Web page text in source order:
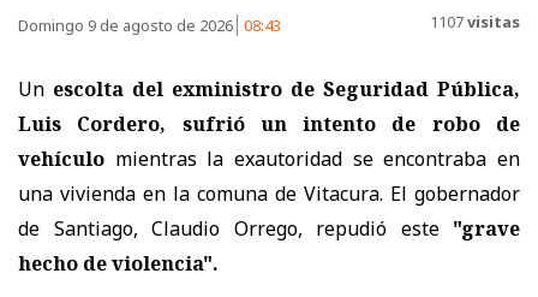
Domingo 9 de agosto de 2026 08:43 1107visitas
Un escolta del exministro de Seguridad Pública,
Luis Cordero, sufrió un intento de robo de
vehículo mientras la exautoridad se encontraba en
una vivienda en la comuna de Vitacura. El gobernador
de Santiago, Claudio Orrego, repudió este"grave
hecho de violencia".